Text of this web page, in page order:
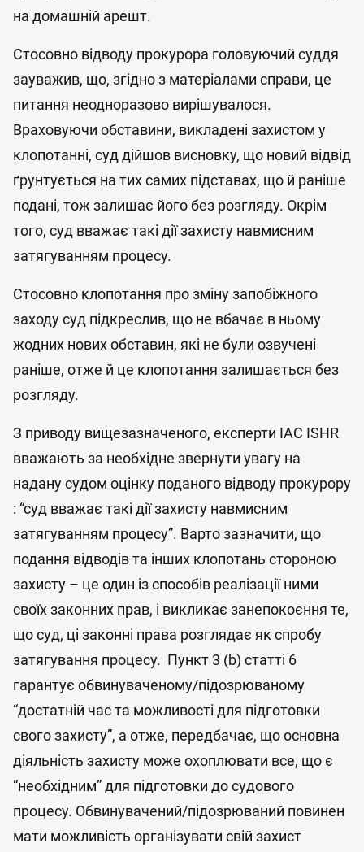
на домашній арешт.
Стосовно відводу прокурора головуючий суддя
зауважив, що, згідно з матеріалами справи, це
питання неодноразово вирішувалося.
Враховуючи обставини, викладені захистом у
клопотанні, суд дійшов висновку, що новий відвід
ґрунтується на тих самих підставах, що й раніше
подані, тож залишає його без розгляду. Окрім
того, суд вважає такі дії захисту навмисним
затягуванням процесу.
Стосовно клопотання про зміну запобіжного
заходу суд підкреслив, що не вбачає в ньому
жодних нових обставин, які не були озвучені
раніше, отже й це клопотання залишається без
розгляду.
З приводу вищезазначеного, експерти IAC ISHR
вважають за необхідне звернути увагу на
надану судом оцінку поданого відводу прокурору
: “суд вважає такі дії захисту навмисним
затягуванням процесу”. Варто зазначити, що
подання відводів та інших клопотань стороною
захисту – це один із способів реалізації ними
своїх законних прав, і викликає занепокоєння те,
що суд, ці законні права розглядає як спробу
затягування процесу. Пункт 3 (b) статті 6
гарантує обвинуваченому/підозрюваному
“достатній час та можливості для підготовки
свого захисту”, а отже, передбачає, що основна
діяльність захисту може охоплювати все, що є
“необхідним” для підготовки до судового
процесу. Обвинувачений/підозрюваний повинен
мати можливість організувати свій захист